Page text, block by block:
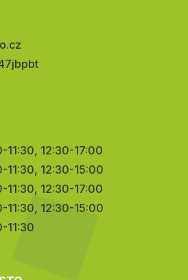
11:30, 12:30-17:00
11:30, 12:30-15:00
11:30, 12:30-17:00
11:30, 12:30-15:00
11:30